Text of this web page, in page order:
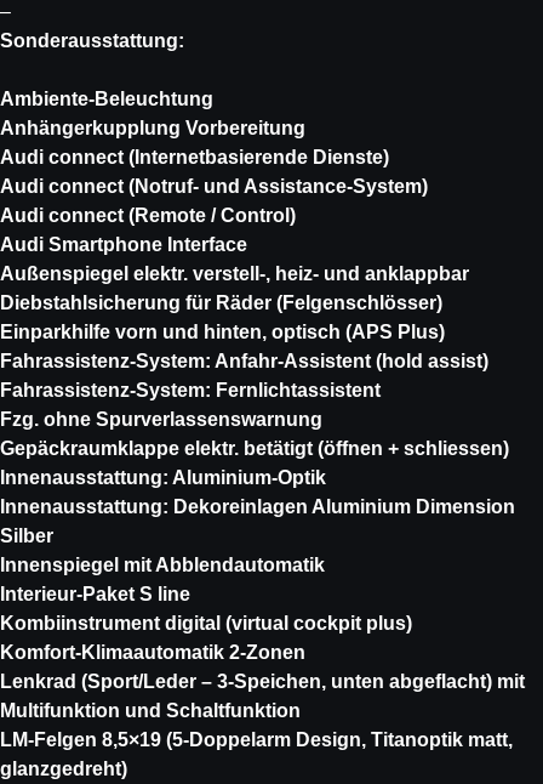
–
Sonderausstattung:
Ambiente-Beleuchtung
Anhängerkupplung Vorbereitung
Audi connect (Internetbasierende Dienste)
Audi connect (Notruf- und Assistance-System)
Audi connect (Remote / Control)
Audi Smartphone Interface
Außenspiegel elektr. verstell-, heiz- und anklappbar
Diebstahlsicherung für Räder (Felgenschlösser)
Einparkhilfe vorn und hinten, optisch (APS Plus)
Fahrassistenz-System: Anfahr-Assistent (hold assist)
Fahrassistenz-System: Fernlichtassistent
Fzg. ohne Spurverlassenswarnung
Gepäckraumklappe elektr. betätigt (öffnen + schliessen)
Innenausstattung: Aluminium-Optik
Innenausstattung: Dekoreinlagen Aluminium Dimension
Silber
Innenspiegel mit Abblendautomatik
Interieur-Paket S line
Kombiinstrument digital (virtual cockpit plus)
Komfort-Klimaautomatik 2-Zonen
Lenkrad (Sport/Leder – 3-Speichen, unten abgeflacht) mit
Multifunktion und Schaltfunktion
LM-Felgen 8,5×19 (5-Doppelarm Design, Titanoptik matt,
glanzgedreht)